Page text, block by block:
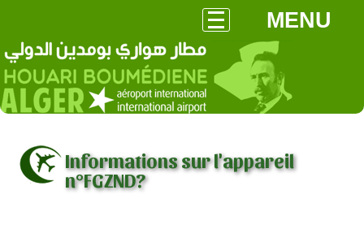
MENU
Informations sur l'appareil
n°FGZND?